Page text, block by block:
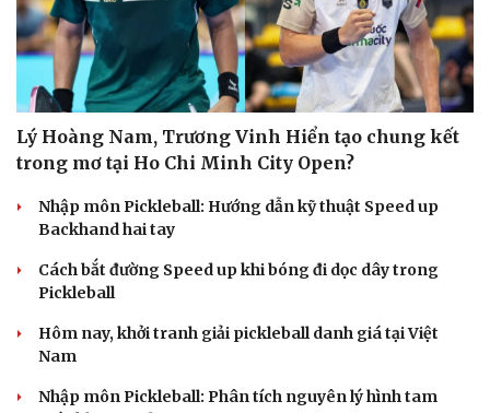
Lý Hoàng Nam, Trương Vinh Hiển tạo chung kết
trong mơ tại Ho Chi Minh City Open?
Nhập môn Pickleball: Hướng dẫn kỹ thuật Speed up
Backhand hai tay
Cách bắt đường Speed up khi bóng đi dọc dây trong
Pickleball
Hôm nay, khởi tranh giải pickleball danh giá tại Việt
Nam
Nhập môn Pickleball: Phân tích nguyên lý hình tam